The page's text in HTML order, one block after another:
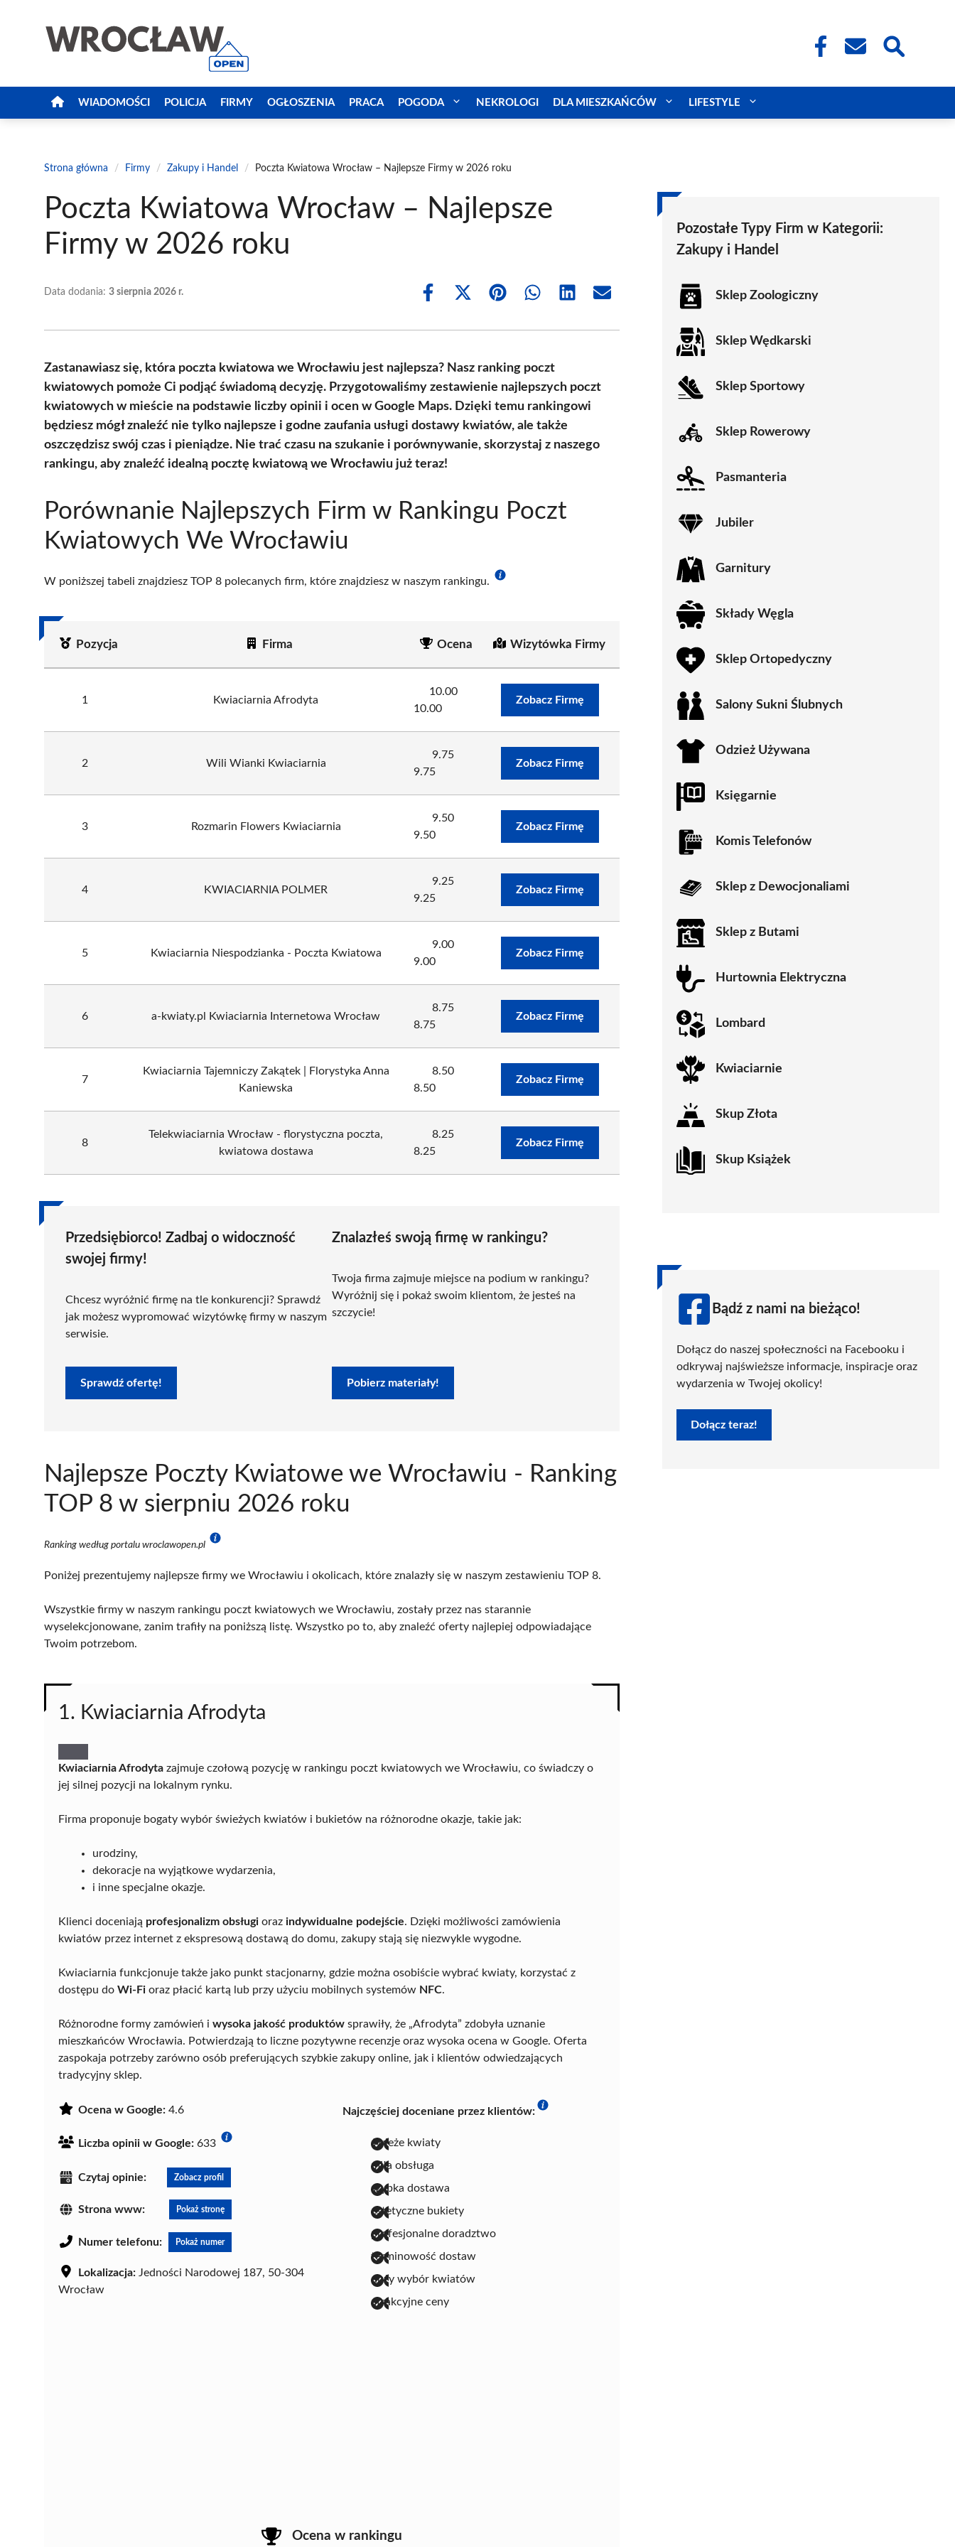
WIADOMOŚCI POLICJA FIRMY OGŁOSZENIA PRACA POGODA NEKROLOGI DLA MIESZKAŃCÓW LIFESTYLE
Strona główna / Firmy / Zakupy i Handel / Poczta Kwiatowa Wrocław – Najlepsze Firmy w 2026 roku
Poczta Kwiatowa Wrocław – Najlepsze
Firmy w 2026 roku
Data dodania: 3 sierpnia 2026 r.
Share
Share
(Twitter)
Share Share Share Share
Zastanawiasz się, która poczta kwiatowa we Wrocławiu jest najlepsza? Nasz ranking poczt
kwiatowych pomoże Ci podjąć świadomą decyzję. Przygotowaliśmy zestawienie najlepszych poczt
kwiatowych w mieście na podstawie liczby opinii i ocen w Google Maps. Dzięki temu rankingowi
będziesz mógł znaleźć nie tylko najlepsze i godne zaufania usługi dostawy kwiatów, ale także
oszczędzisz swój czas i pieniądze. Nie trać czasu na szukanie i porównywanie, skorzystaj z naszego
rankingu, aby znaleźć idealną pocztę kwiatową we Wrocławiu już teraz!
Porównanie Najlepszych Firm w Rankingu Poczt
Kwiatowych We Wrocławiu
W poniższej tabeli znajdziesz TOP 8 polecanych firm, które znajdziesz w naszym rankingu.
Pozycja Firma Ocena Wizytówka Firmy
1 Kwiaciarnia Afrodyta
10.00
10.00
Zobacz Firmę
2 Wili Wianki Kwiaciarnia
9.75
9.75
Zobacz Firmę
3 Rozmarin Flowers Kwiaciarnia
9.50
9.50
Zobacz Firmę
4 KWIACIARNIA POLMER
9.25
9.25
Zobacz Firmę
5 Kwiaciarnia Niespodzianka - Poczta Kwiatowa
9.00
9.00
Zobacz Firmę
6 a-kwiaty.pl Kwiaciarnia Internetowa Wrocław
8.75
8.75
Zobacz Firmę
7
Kwiaciarnia Tajemniczy Zakątek | Florystyka Anna
Kaniewska
8.50
8.50
Zobacz Firmę
8
Telekwiaciarnia Wrocław - florystyczna poczta,
kwiatowa dostawa
8.25
8.25
Zobacz Firmę
Przedsiębiorco! Zadbaj o widoczność
swojej firmy!
Chcesz wyróżnić firmę na tle konkurencji? Sprawdź
jak możesz wypromować wizytówkę firmy w naszym
serwisie.
Sprawdź ofertę!
Znalazłeś swoją firmę w rankingu?
Twoja firma zajmuje miejsce na podium w rankingu?
Wyróżnij się i pokaż swoim klientom, że jesteś na
szczycie!
Pobierz materiały!
Najlepsze Poczty Kwiatowe we Wrocławiu - Ranking
TOP 8 w sierpniu 2026 roku
Ranking według portalu wroclawopen.pl
Poniżej prezentujemy najlepsze firmy we Wrocławiu i okolicach, które znalazły się w naszym zestawieniu TOP 8.
Wszystkie firmy w naszym rankingu poczt kwiatowych we Wrocławiu, zostały przez nas starannie
wyselekcjonowane, zanim trafiły na poniższą listę. Wszystko po to, aby znaleźć oferty najlepiej odpowiadające
Twoim potrzebom.
1. Kwiaciarnia Afrodyta
Kwiaciarnia Afrodyta zajmuje czołową pozycję w rankingu poczt kwiatowych we Wrocławiu, co świadczy o
jej silnej pozycji na lokalnym rynku.
Firma proponuje bogaty wybór świeżych kwiatów i bukietów na różnorodne okazje, takie jak:
urodziny,
dekoracje na wyjątkowe wydarzenia,
i inne specjalne okazje.
Klienci doceniają profesjonalizm obsługi oraz indywidualne podejście. Dzięki możliwości zamówienia
kwiatów przez internet z ekspresową dostawą do domu, zakupy stają się niezwykle wygodne.
Kwiaciarnia funkcjonuje także jako punkt stacjonarny, gdzie można osobiście wybrać kwiaty, korzystać z
dostępu do Wi-Fi oraz płacić kartą lub przy użyciu mobilnych systemów NFC.
Różnorodne formy zamówień i wysoka jakość produktów sprawiły, że „Afrodyta” zdobyła uznanie
mieszkańców Wrocławia. Potwierdzają to liczne pozytywne recenzje oraz wysoka ocena w Google. Oferta
zaspokaja potrzeby zarówno osób preferujących szybkie zakupy online, jak i klientów odwiedzających
tradycyjny sklep.
Ocena w Google: 4.6
Liczba opinii w Google: 633
Czytaj opinie: Zobacz profil
Strona www: Pokaż stronę
Numer telefonu: Pokaż numer
Lokalizacja: Jedności Narodowej 187, 50-304
Wrocław
Najczęściej doceniane przez klientów:
świeże kwiaty
miła obsługa
szybka dostawa
estetyczne bukiety
profesjonalne doradztwo
terminowość dostaw
duży wybór kwiatów
atrakcyjne ceny
Ocena w rankingu
Pozostałe Typy Firm w Kategorii:
Zakupy i Handel
Sklep Zoologiczny
Sklep Wędkarski
Sklep Sportowy
Sklep Rowerowy
Pasmanteria
Jubiler
Garnitury
Składy Węgla
Sklep Ortopedyczny
Salony Sukni Ślubnych
Odzież Używana
Księgarnie
Komis Telefonów
Sklep z Dewocjonaliami
Sklep z Butami
Hurtownia Elektryczna
Lombard
Kwiaciarnie
Skup Złota
Skup Książek
Bądź z nami na bieżąco!
Dołącz do naszej społeczności na Facebooku i
odkrywaj najświeższe informacje, inspiracje oraz
wydarzenia w Twojej okolicy!
Dołącz teraz!